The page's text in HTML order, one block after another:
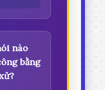
nào
bằng